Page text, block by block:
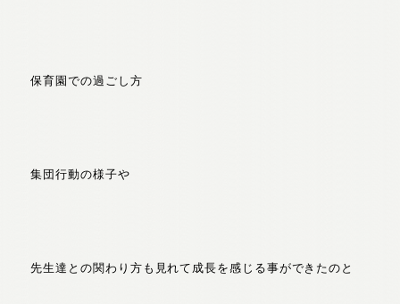
保育園での過ごし方
集団行動の様子や
先生達との関わり方も見れて成長を感じる事ができたのと